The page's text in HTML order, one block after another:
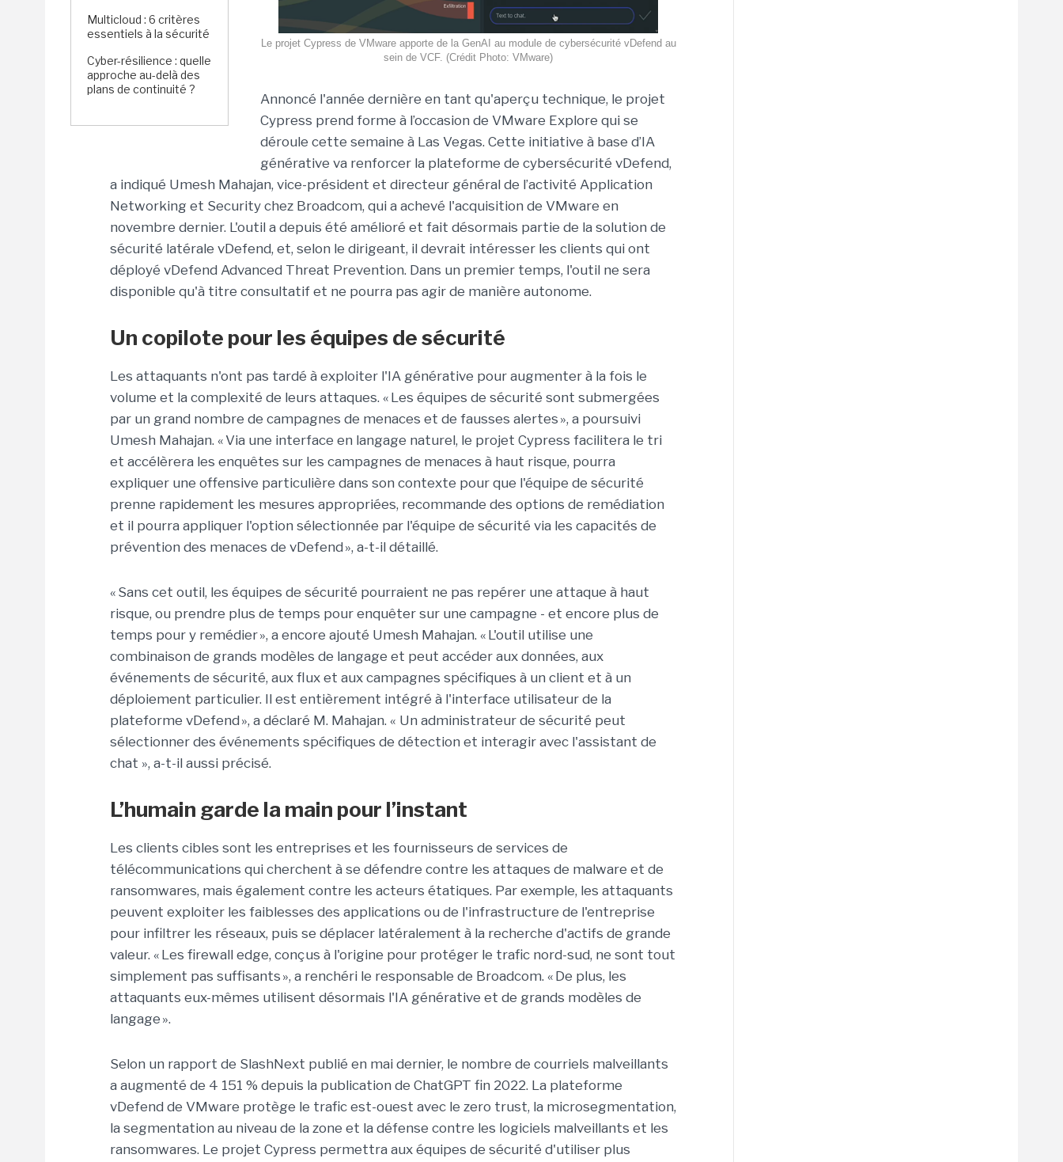
Multicloud : 6 critères
essentiels à la sécurité
Cyber-résilience : quelle
approche au-delà des
plans de continuité ?
Le projet Cypress de VMware apporte de la GenAI au module de cybersécurité vDefend au
sein de VCF. (Crédit Photo: VMware)
Annoncé l'année dernière en tant qu'aperçu technique, le projet
Cypress prend forme à l’occasion de VMware Explore qui se
déroule cette semaine à Las Vegas. Cette initiative à base d’IA
générative va renforcer la plateforme de cybersécurité vDefend,
a indiqué Umesh Mahajan, vice-président et directeur général de l’activité Application
Networking et Security chez Broadcom, qui a achevé l'acquisition de VMware en
novembre dernier. L'outil a depuis été amélioré et fait désormais partie de la solution de
sécurité latérale vDefend, et, selon le dirigeant, il devrait intéresser les clients qui ont
déployé vDefend Advanced Threat Prevention. Dans un premier temps, l'outil ne sera
disponible qu'à titre consultatif et ne pourra pas agir de manière autonome.
Un copilote pour les équipes de sécurité
Les attaquants n'ont pas tardé à exploiter l'IA générative pour augmenter à la fois le
volume et la complexité de leurs attaques. « Les équipes de sécurité sont submergées
par un grand nombre de campagnes de menaces et de fausses alertes », a poursuivi
Umesh Mahajan. « Via une interface en langage naturel, le projet Cypress facilitera le tri
et accélèrera les enquêtes sur les campagnes de menaces à haut risque, pourra
expliquer une offensive particulière dans son contexte pour que l'équipe de sécurité
prenne rapidement les mesures appropriées, recommande des options de remédiation
et il pourra appliquer l'option sélectionnée par l'équipe de sécurité via les capacités de
prévention des menaces de vDefend », a-t-il détaillé.
« Sans cet outil, les équipes de sécurité pourraient ne pas repérer une attaque à haut
risque, ou prendre plus de temps pour enquêter sur une campagne - et encore plus de
temps pour y remédier », a encore ajouté Umesh Mahajan. « L'outil utilise une
combinaison de grands modèles de langage et peut accéder aux données, aux
événements de sécurité, aux flux et aux campagnes spécifiques à un client et à un
déploiement particulier. Il est entièrement intégré à l'interface utilisateur de la
plateforme vDefend », a déclaré M. Mahajan. « Un administrateur de sécurité peut
sélectionner des événements spécifiques de détection et interagir avec l'assistant de
chat », a-t-il aussi précisé.
L’humain garde la main pour l’instant
Les clients cibles sont les entreprises et les fournisseurs de services de
télécommunications qui cherchent à se défendre contre les attaques de malware et de
ransomwares, mais également contre les acteurs étatiques. Par exemple, les attaquants
peuvent exploiter les faiblesses des applications ou de l'infrastructure de l'entreprise
pour infiltrer les réseaux, puis se déplacer latéralement à la recherche d'actifs de grande
valeur. « Les firewall edge, conçus à l'origine pour protéger le trafic nord-sud, ne sont tout
simplement pas suffisants », a renchéri le responsable de Broadcom. « De plus, les
attaquants eux-mêmes utilisent désormais l'IA générative et de grands modèles de
langage ».
Selon un rapport de SlashNext publié en mai dernier, le nombre de courriels malveillants
a augmenté de 4 151 % depuis la publication de ChatGPT fin 2022. La plateforme
vDefend de VMware protège le trafic est-ouest avec le zero trust, la microsegmentation,
la segmentation au niveau de la zone et la défense contre les logiciels malveillants et les
ransomwares. Le projet Cypress permettra aux équipes de sécurité d'utiliser plus